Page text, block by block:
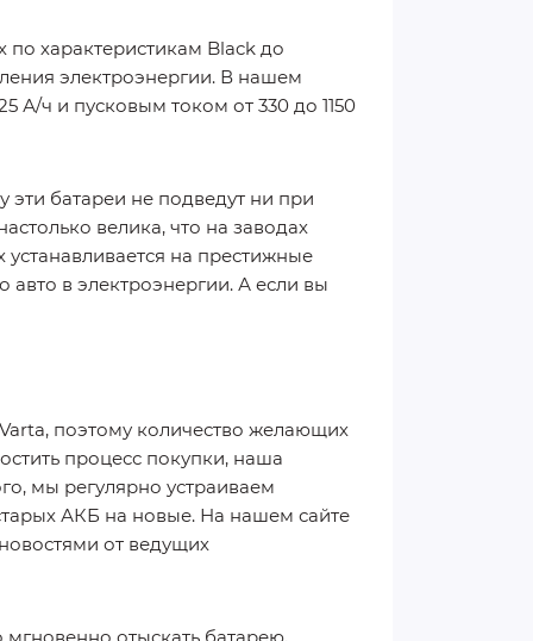
характеристикам Black до
электроэнергии. В нашем
А/ч и пусковым током от 330 до 1150
батареи не подведут ни при
велика, что на заводах
на престижные
авто в электроэнергии. А если вы
поэтому количество желающих
процесс покупки, наша
мы регулярно устраиваем
АКБ на новые. На нашем сайте
от ведущих